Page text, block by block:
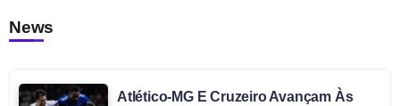
News
Atlético-MG E Cruzeiro Avançam Às